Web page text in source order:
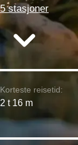
5 stasjoner
Korteste reisetid:
2 t 16 m